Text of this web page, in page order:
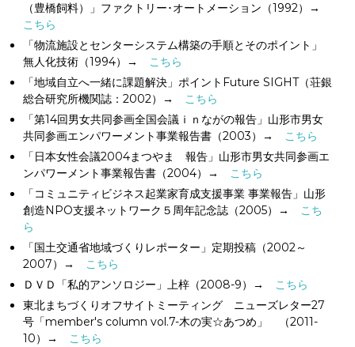
（豊橋飼料）」ファクトリー･オートメーション（1992）→
こちら
「物流施設とセンターシステム構築の手順とそのポイント」
無人化技術（1994）→ こちら
「地域自立へ一緒に課題解決」ポイントFuture SIGHT（荘銀
総合研究所機関誌：2002）→ こちら
「第14回男女共同参画全国会議ｉｎながの報告」山形市男女
共同参画エンパワーメント事業報告書（2003）→ こちら
「日本女性会議2004まつやま 報告」山形市男女共同参画エ
ンパワーメント事業報告書（2004）→ こちら
「コミュニティビジネス起業家育成支援事業 事業報告」山形
創造NPO支援ネットワーク５周年記念誌（2005）→ こち
ら
「国土交通省地域づくりレポーター」定期投稿（2002～
2007）→ こちら
ＤＶＤ「私的アンソロジー」上梓（2008-9）→ こちら
東北まちづくりオフサイトミーティング ニューズレター27
号「member's column vol.7-木の実☆あつめ」 （2011-
10）→ こちら